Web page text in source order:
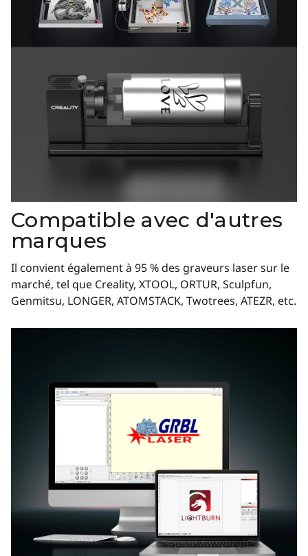
Compatible avec d'autres
marques
Il convient également à 95 % des graveurs laser sur le
marché, tel que Creality, XTOOL, ORTUR, Sculpfun,
Genmitsu, LONGER, ATOMSTACK, Twotrees, ATEZR, etc.